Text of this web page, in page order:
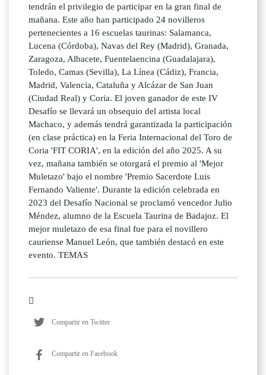
tendrán el privilegio de participar en la gran final de
mañana. Este año han participado 24 novilleros
pertenecientes a 16 escuelas taurinas: Salamanca,
Lucena (Córdoba), Navas del Rey (Madrid), Granada,
Zaragoza, Albacete, Fuentelaencina (Guadalajara),
Toledo, Camas (Sevilla), La Línea (Cádiz), Francia,
Madrid, Valencia, Cataluña y Alcázar de San Juan
(Ciudad Real) y Coria. El joven ganador de este IV
Desafío se llevará un obsequio del artista local
Machaco, y además tendrá garantizada la participación
(en clase práctica) en la Feria Internacional del Toro de
Coria 'FIT CORIA', en la edición del año 2025. A su
vez, mañana también se otorgará el premio al 'Mejor
Muletazo' bajo el nombre 'Premio Sacerdote Luis
Fernando Valiente'. Durante la edición celebrada en
2023 del Desafío Nacional se proclamó vencedor Julio
Méndez, alumno de la Escuela Taurina de Badajoz. El
mejor muletazo de esa final fue para el novillero
cauriense Manuel León, que también destacó en este
evento. TEMAS
Compartir en Twitter
Compartir en Facebook